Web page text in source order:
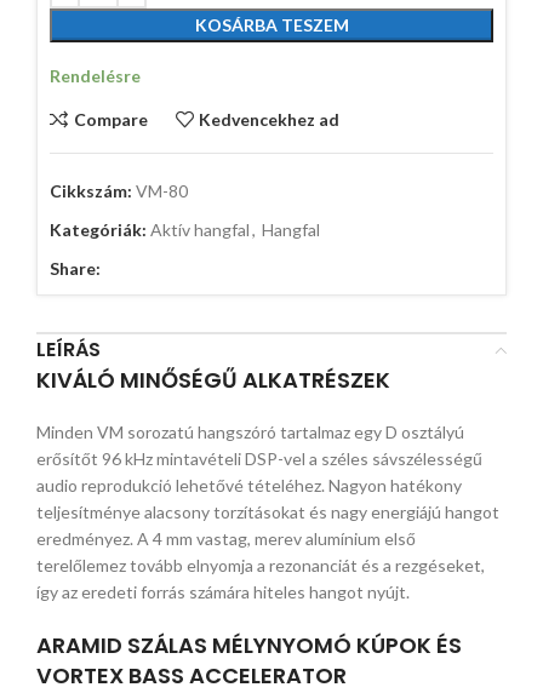
KOSÁRBA TESZEM
Rendelésre
Compare Kedvencekhez ad
Cikkszám: VM-80
Kategóriák: Aktív hangfal, Hangfal
Share:
LEÍRÁS
KIVÁLÓ MINŐSÉGŰ ALKATRÉSZEK
Minden VM sorozatú hangszóró tartalmaz egy D osztályú
erősítőt 96 kHz mintavételi DSP-vel a széles sávszélességű
audio reprodukció lehetővé tételéhez. Nagyon hatékony
teljesítménye alacsony torzításokat és nagy energiájú hangot
eredményez. A 4 mm vastag, merev alumínium első
terelőlemez tovább elnyomja a rezonanciát és a rezgéseket,
így az eredeti forrás számára hiteles hangot nyújt.
ARAMID SZÁLAS MÉLYNYOMÓ KÚPOK ÉS
VORTEX BASS ACCELERATOR